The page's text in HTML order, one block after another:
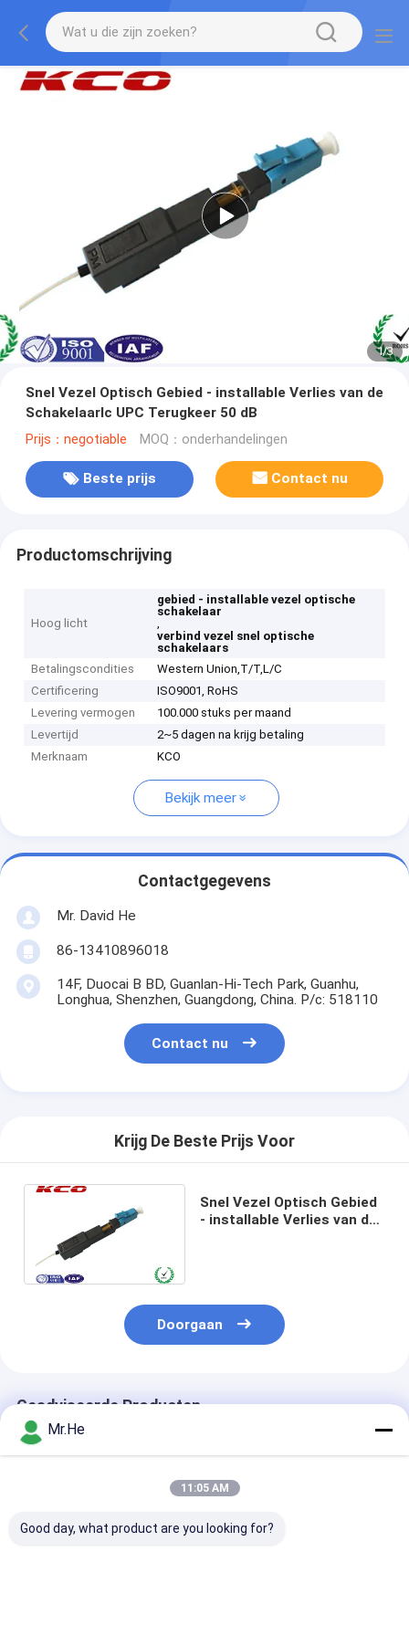
1/3
Snel Vezel Optisch Gebied - installable Verlies van de
Schakelaarlc UPC Terugkeer 50 dB
Prijs：negotiable MOQ：onderhandelingen
Beste prijs Contact nu
Productomschrijving
Hoog licht
gebied - installable vezel optische
schakelaar
,
verbind vezel snel optische
schakelaars
Betalingscondities
Western Union,T/T,L/C
Certificering
ISO9001, RoHS
Levering vermogen
100.000 stuks per maand
Levertijd
2~5 dagen na krijg betaling
Merknaam
KCO
Bekijk meer
Contactgegevens
Mr. David He
86-13410896018
14F, Duocai B BD, Guanlan-Hi-Tech Park, Guanhu,
Longhua, Shenzhen, Guangdong, China. P/c: 518110
Contact nu
Krijg De Beste Prijs Voor
Snel Vezel Optisch Gebied
- installable Verlies van de
Doorgaan
Geadviseerde Producten
Mr.He
11:05 AM
Good day, what product are you looking for?